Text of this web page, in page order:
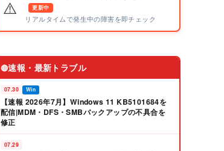
⚠️ 更新中
リアルタイムで発生中の障害を即チェック
🔴速報・最新トラブル
07.30 Win
【速報 2026年7月】Windows 11 KB5101684を
配信|MDM・DFS・SMBバックアップの不具合を
修正
07.29